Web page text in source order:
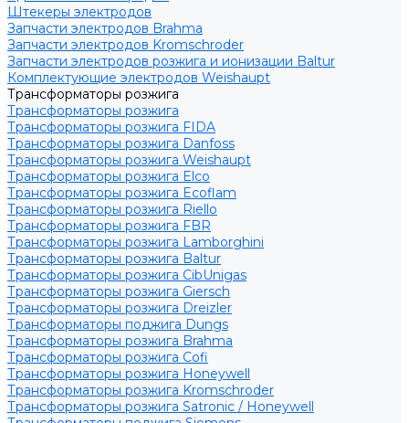
Штекеры электродов
Запчасти электродов Brahma
Запчасти электродов Kromschroder
Запчасти электродов розжига и ионизации Baltur
Комплектующие электродов Weishaupt
Трансформаторы розжига
Трансформаторы розжига
Трансформаторы розжига FIDA
Трансформаторы розжига Danfoss
Трансформаторы розжига Weishaupt
Трансформаторы розжига Elco
Трансформаторы розжига Ecoflam
Трансформаторы розжига Riello
Трансформаторы розжига FBR
Трансформаторы розжига Lamborghini
Трансформаторы розжига Baltur
Трансформаторы розжига CibUnigas
Трансформаторы розжига Giersch
Трансформаторы розжига Dreizler
Трансформаторы поджига Dungs
Трансформаторы розжига Brahma
Трансформаторы розжига Cofi
Трансформаторы розжига Honeywell
Трансформаторы розжига Kromschroder
Трансформаторы розжига Satronic / Honeywell